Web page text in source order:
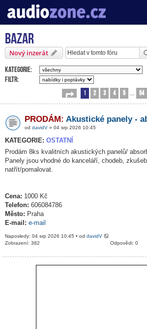
Server o digitálním zpracování zvuku
Bazar
Nový inzerát
Kategorie:
Filtr:
Stránka 1z 54
1 2 3 4 5 54
PRODÁM: Akustické panely -
od davidV » 04 srp 2026 10:45
KATEGORIE: OSTATNÍ
Prodám 8ks kvalitních akustických panelů/
Panely jsou vhodné do kanceláří, chodeb,
natřít/pomalovat.
Cena: 1000 Kč
Telefon: 606084786
Město: Praha
E-mail: e-mail
Naposledy: 04 srp 2026 10:45 • od davidV
Odpovědi: 0
Zobrazení: 382